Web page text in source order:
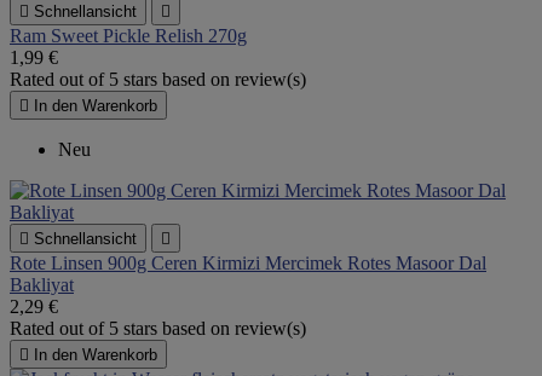
 Schnellansicht 
Ram Sweet Pickle Relish 270g
1,99 €
Rated out of 5 stars based on review(s)
 In den Warenkorb
Neu
 Schnellansicht 
Rote Linsen 900g Ceren Kirmizi Mercimek Rotes Masoor Dal
Bakliyat
2,29 €
Rated out of 5 stars based on review(s)
 In den Warenkorb